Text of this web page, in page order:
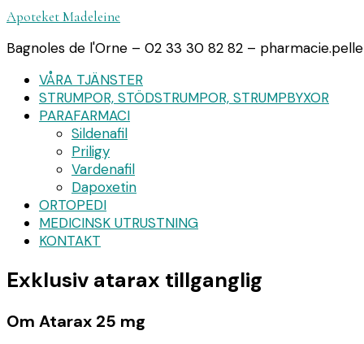
Apoteket Madeleine
Bagnoles de l'Orne – 02 33 30 82 82 –
VÅRA TJÄNSTER
STRUMPOR, STÖDSTRUMPOR, STRUMPBYXOR
PARAFARMACI
Sildenafil
Priligy
Vardenafil
Dapoxetin
ORTOPEDI
MEDICINSK UTRUSTNING
KONTAKT
Exklusiv atarax tillganglig
Om Atarax 25 mg